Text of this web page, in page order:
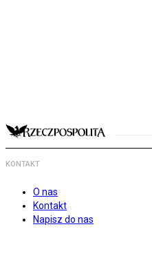
KONTAKT
O nas
Kontakt
Napisz do nas